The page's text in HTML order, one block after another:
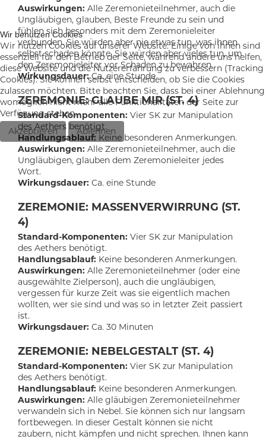
Auswirkungen: Alle Zeremonieteilnehmer, auch die
Ungläubigen, glauben, Beste Freunde zu sein und
fühlen sich besonders mit dem Zeremonieleiter
verbunden. Sie würden aber nie etwas tun, was ihnen
selbst schaden könnte. Sie würden aber vieles tun, um
den Zeremonieleiter vor Schaden zu bewahren.
Wirkungsdauer:Ca. eine Stunde
ZEREMONIE: GLAUBE MIR (ST. 4)
Standard-Komponenten: Vier SK zur Manipulation
des Aethers benötigt.
Handlungsablauf: Keine besonderen Anmerkungen.
Auswirkungen: Alle Zeremonieteilnehmer, auch die
Ungläubigen, glauben dem Zeremonieleiter jedes
Wort.
Wirkungsdauer: Ca. eine Stunde
ZEREMONIE: MASSENVERWIRRUNG (ST.
4)
Standard-Komponenten: Vier SK zur Manipulation
des Aethers benötigt.
Handlungsablauf: Keine besonderen Anmerkungen.
Auswirkungen: Alle Zeremonieteilnehmer (oder eine
ausgewählte Zielperson), auch die ungläubigen,
vergessen für kurze Zeit was sie eigentlich machen
wollten, wer sie sind und was so in letzter Zeit passiert
ist.
Wirkungsdauer: Ca. 30 Minuten
ZEREMONIE: NEBELGESTALT (ST. 4)
Standard-Komponenten: Vier SK zur Manipulation
des Aethers benötigt.
Handlungsablauf: Keine besonderen Anmerkungen.
Auswirkungen: Alle gläubigen Zeremonieteilnehmer
verwandeln sich in Nebel. Sie können sich nur langsam
fortbewegen. In dieser Gestalt können sie nicht
zaubern, nicht kämpfen und nicht sprechen. Ihnen kann
Wir benutzen Cookies
Wir nutzen Cookies auf unserer Website. Einige von ihnen sind
essenziell für den Betrieb der Seite, während andere uns helfen,
diese Website und die Nutzererfahrung zu verbessern (Tracking
Cookies). Sie können selbst entscheiden, ob Sie die Cookies
zulassen möchten. Bitte beachten Sie, dass bei einer Ablehnung
womöglich nicht mehr alle Funktionalitäten der Seite zur
Verfügung stehen.
Akzeptieren
Ablehnen